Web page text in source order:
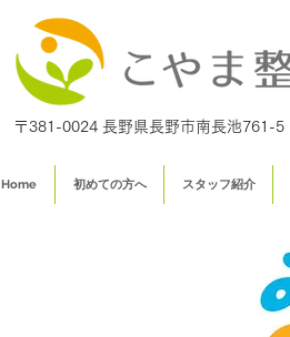
〒381-0024 長野県長野市南長池761-5
Home 初めての方へ スタッフ紹介